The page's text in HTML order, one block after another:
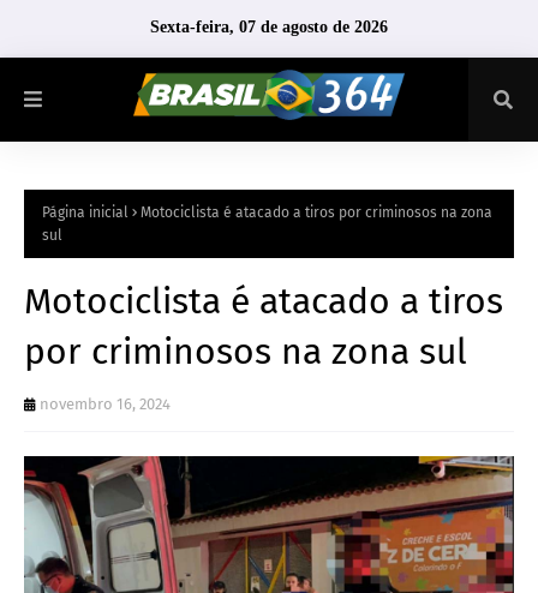
Sexta-feira, 07 de agosto de 2026
Página inicial
Motociclista é atacado a tiros por criminosos na zona
sul
Motociclista é atacado a tiros
por criminosos na zona sul
novembro 16, 2024